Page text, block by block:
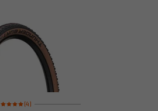
moyenne : 5 sur 5 d'après 4 avis
(4)